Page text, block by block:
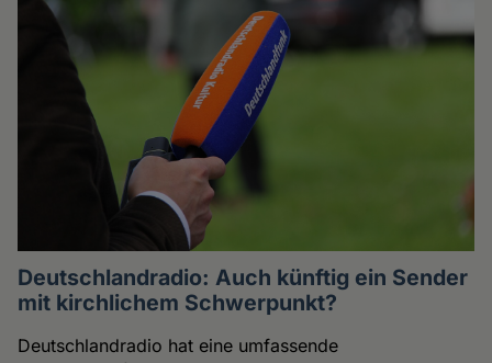
Deutschlandradio: Auch künftig ein Sender
mit kirchlichem Schwerpunkt?
Deutschlandradio hat eine umfassende